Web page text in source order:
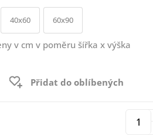
40x60 60x90
v cm v poměru šířka x výška
Přidat do oblíbených